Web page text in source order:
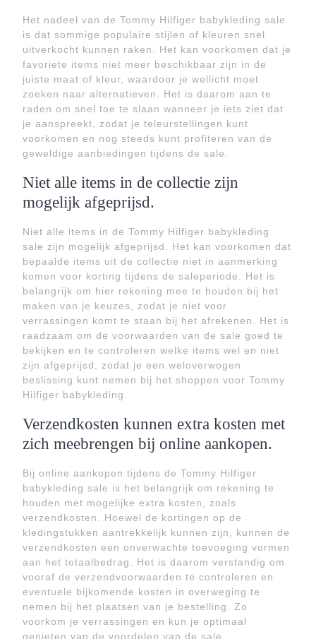
Het nadeel van de Tommy Hilfiger babykleding sale
is dat sommige populaire stijlen of kleuren snel
uitverkocht kunnen raken. Het kan voorkomen dat je
favoriete items niet meer beschikbaar zijn in de
juiste maat of kleur, waardoor je wellicht moet
zoeken naar alternatieven. Het is daarom aan te
raden om snel toe te slaan wanneer je iets ziet dat
je aanspreekt, zodat je teleurstellingen kunt
voorkomen en nog steeds kunt profiteren van de
geweldige aanbiedingen tijdens de sale.
Niet alle items in de collectie zijn
mogelijk afgeprijsd.
Niet alle items in de Tommy Hilfiger babykleding
sale zijn mogelijk afgeprijsd. Het kan voorkomen dat
bepaalde items uit de collectie niet in aanmerking
komen voor korting tijdens de saleperiode. Het is
belangrijk om hier rekening mee te houden bij het
maken van je keuzes, zodat je niet voor
verrassingen komt te staan bij het afrekenen. Het is
raadzaam om de voorwaarden van de sale goed te
bekijken en te controleren welke items wel en niet
zijn afgeprijsd, zodat je een weloverwogen
beslissing kunt nemen bij het shoppen voor Tommy
Hilfiger babykleding.
Verzendkosten kunnen extra kosten met
zich meebrengen bij online aankopen.
Bij online aankopen tijdens de Tommy Hilfiger
babykleding sale is het belangrijk om rekening te
houden met mogelijke extra kosten, zoals
verzendkosten. Hoewel de kortingen op de
kledingstukken aantrekkelijk kunnen zijn, kunnen de
verzendkosten een onverwachte toevoeging vormen
aan het totaalbedrag. Het is daarom verstandig om
vooraf de verzendvoorwaarden te controleren en
eventuele bijkomende kosten in overweging te
nemen bij het plaatsen van je bestelling. Zo
voorkom je verrassingen en kun je optimaal
genieten van de voordelen van de sale.